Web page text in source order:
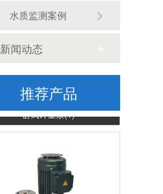
水质监测案例
新闻动态
推荐产品
卧式计量泵(1)